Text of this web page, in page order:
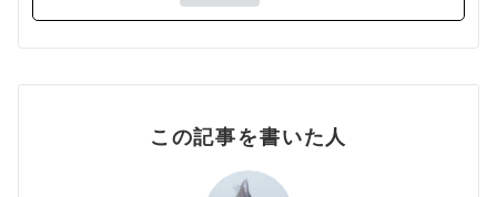
この記事を書いた人